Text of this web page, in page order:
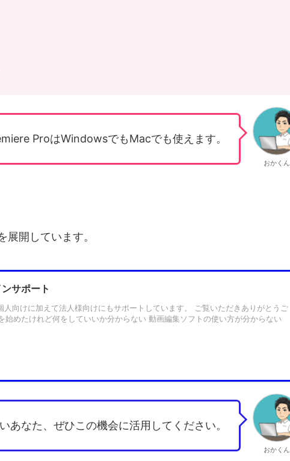
ProはWindowsでもMacでも使えます。
おかくん
展開しています。
サポート
向けに加えて法人様向けにもサポートしています。 ご覧いただきありがとうご
始めたけれど何をしていいか分からない 動画編集ソフトの使い方が分からない
あなた、ぜひこの機会に活用してください。
おかくん